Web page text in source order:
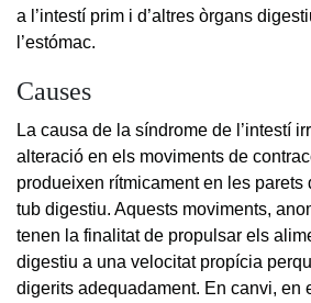
a l’intestí prim i d’altres òrgans
l’estómac.
Causes
La causa de la síndrome de l’intestí
alteració en els moviments de
produeixen rítmicament en les parets
tub digestiu. Aquests moviments,
tenen la finalitat de propulsar els
digestiu a una velocitat propícia
digerits adequadament. En canvi, en